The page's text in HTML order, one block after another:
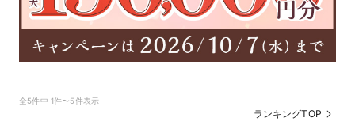
全5件中 1件〜5件表示
ランキングTOP